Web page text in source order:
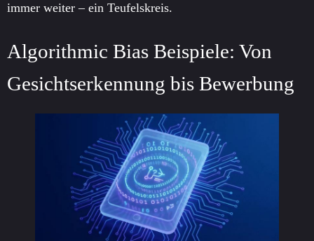
immer weiter – ein Teufelskreis.
Algorithmic Bias Beispiele: Von
Gesichtserkennung bis Bewerbung